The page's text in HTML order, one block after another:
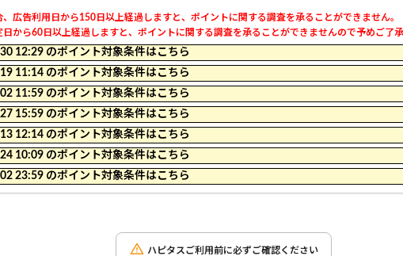
広告利用日から150日以上経過しますと、ポイントに関する調査を承ることができません。
から60日以上経過しますと、ポイントに関する調査を承ることができませんので予めご了
12:29 のポイント対象条件はこちら
11:14 のポイント対象条件はこちら
11:59 のポイント対象条件はこちら
15:59 のポイント対象条件はこちら
12:14 のポイント対象条件はこちら
10:09 のポイント対象条件はこちら
23:59 のポイント対象条件はこちら
ハピタスご利用前に必ずご確認ください